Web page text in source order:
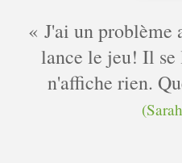
J'ai un problème
lance le jeu! Il se
n'affiche rien.